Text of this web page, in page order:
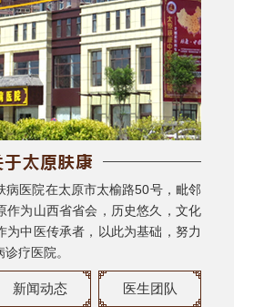
病医院在太原市太榆路50号，毗邻
作为山西省省会，历史悠久，文化
为中医传承者，以此为基础，努力
疗医院。
新闻动态 医生团队